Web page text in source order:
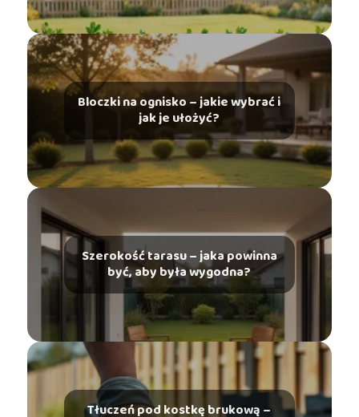
Bloczki na ognisko – jakie wybrać i
jak je ułożyć?
Szerokość tarasu – jaka powinna
być, aby była wygodna?
Tłuczeń pod kostkę brukową –